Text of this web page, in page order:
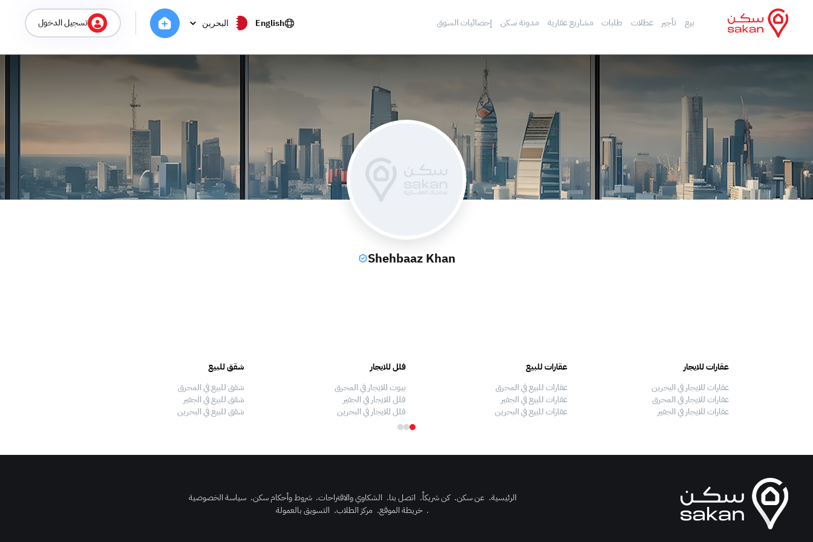
بيع تأجير عطلات طلبات مشاريع عقارية مدونة سكن إحصائيات السوق English البحرين تسجيل الدخول
Shehbaaz Khan
عقارات للايجار
عقارات للايجار في البحرين
عقارات للايجار في المحرق
عقارات للايجار في الجفير
عقارات للبيع
عقارات للبيع في المحرق
عقارات للبيع في الجفير
عقارات للبيع في البحرين
فلل للايجار
بيوت للايجار في المحرق
فلل للايجار في الجفير
فلل للايجار في البحرين
شقق للبيع
شقق للبيع في المحرق
شقق للبيع في الجفير
شقق للبيع في البحرين
الرئيسية. عن سكن. كن شريكاً. اتصل بنا. الشكاوي والاقتراحات. شروط وأحكام سكن. سياسة الخصوصية
. خريطة الموقع. مركز الطلاب. التسويق بالعمولة